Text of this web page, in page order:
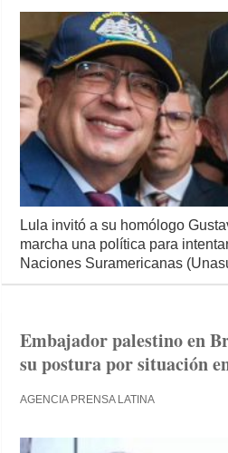
Lula invitó a su homólogo
marcha una política para
Naciones Suramericanas
Embajador palestino en
su postura por situación
AGENCIA PRENSA LATINA